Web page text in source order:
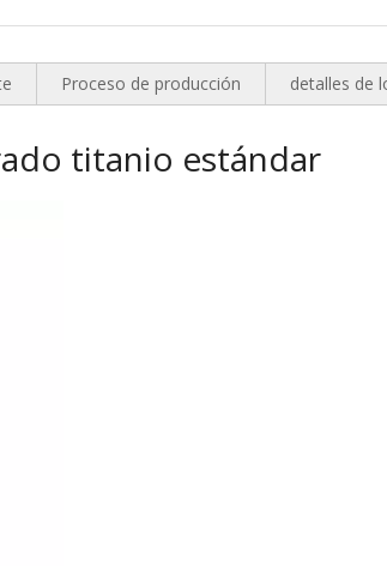
Proceso de producción detalles de
titanio estándar